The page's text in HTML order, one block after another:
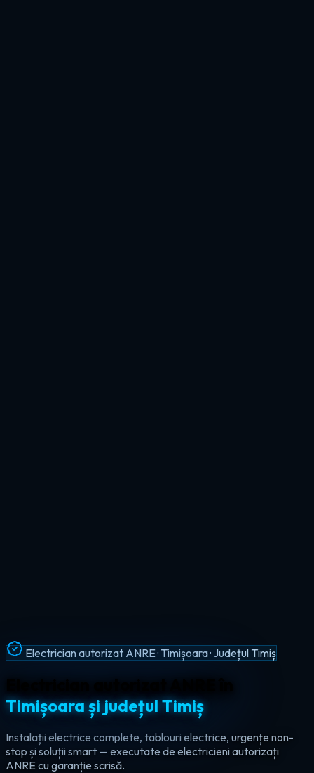
Intervenții Non-Stop · Urgențe Electrice · Timiș
Urgențe electrice non-stop în
județul Timiș
Ajungem la tine în maxim 60 de minute, oricând — ziua sau
noaptea. Electrician de urgență autorizat pentru Timișoara,
Lugoj, Deta și toate localitățile din Timiș.